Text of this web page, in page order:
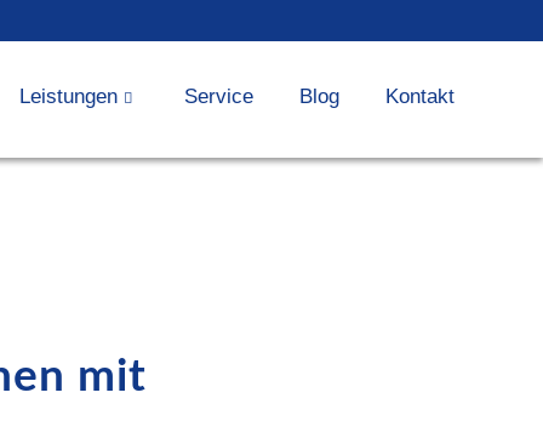
Leistungen Service Blog Kontakt
mit